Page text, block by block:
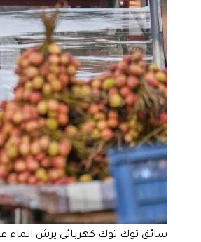
سائق توك توك كهربائي يرش الماء على